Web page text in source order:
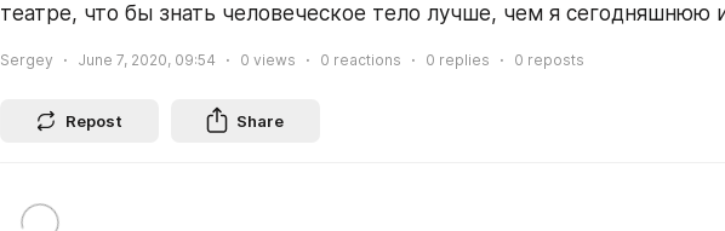
театре, что бы знать человеческое тело лучше, чем я сегодняшнюю
Sergey June 7, 2020, 09:54 0 views 0 reactions 0 replies 0 reposts
Repost Share